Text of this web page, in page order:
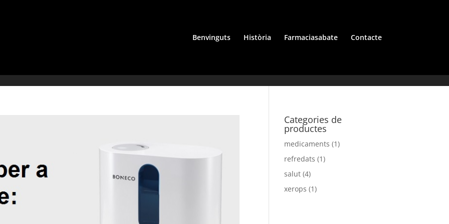
Benvinguts Història Farmaciasabate Contacte
Categories de
productes
medicaments (1)
refredats (1)
salut (4)
xerops (1)